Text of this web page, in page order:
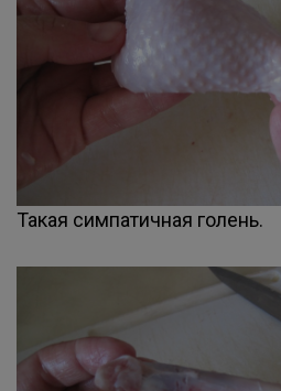
Такая симпатичная голень.